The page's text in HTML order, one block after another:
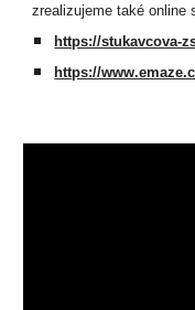
zrealizujeme také online
https://stukavcova-
https://